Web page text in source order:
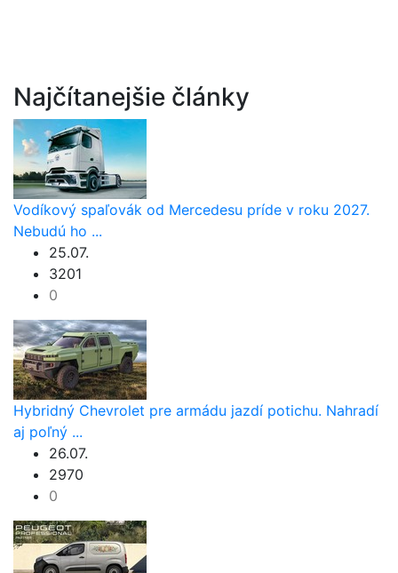
Najčítanejšie články
Vodíkový spaľovák od Mercedesu príde v roku 2027.
Nebudú ho ...
25.07.
3201
0
Hybridný Chevrolet pre armádu jazdí potichu. Nahradí
aj poľný ...
26.07.
2970
0